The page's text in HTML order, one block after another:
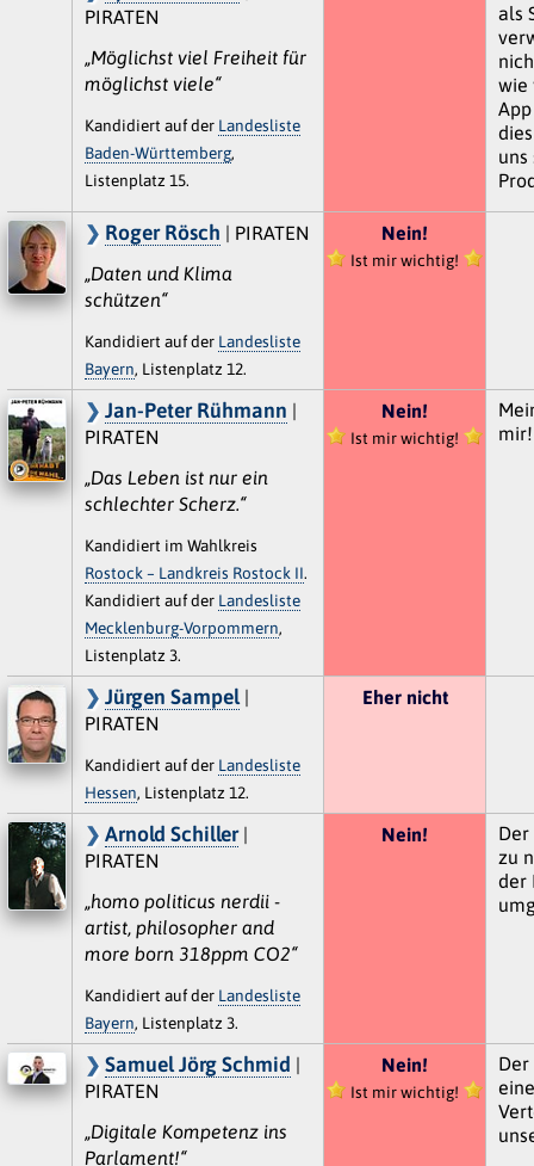
PIRATEN
„Möglichst viel Freiheit für
möglichst viele“
Kandidiert auf der Landesliste
Baden-Württemberg,
Listenplatz 15.
als
wie
uns
Roger Rösch | PIRATEN
„Daten und Klima
schützen“
Kandidiert auf der Landesliste
Bayern, Listenplatz 12.
Nein!
Ist mir wichtig!
Jan-Peter Rühmann |
PIRATEN
„Das Leben ist nur ein
schlechter Scherz.“
Kandidiert im Wahlkreis
Rostock – Landkreis Rostock II.
Kandidiert auf der Landesliste
Mecklenburg-Vorpommern,
Listenplatz 3.
Nein!
Ist mir wichtig!
mir!
Jürgen Sampel |
PIRATEN
Kandidiert auf der Landesliste
Hessen, Listenplatz 12.
Eher nicht
Arnold Schiller|
PIRATEN
„homo politicus nerdii -
artist, philosopher and
more born 318ppm CO2“
Kandidiert auf der Landesliste
Bayern, Listenplatz 3.
Nein!
Der
zu
der
Samuel Jörg Schmid |
PIRATEN
„Digitale Kompetenz ins
Parlament!“
Nein!
Ist mir wichtig!